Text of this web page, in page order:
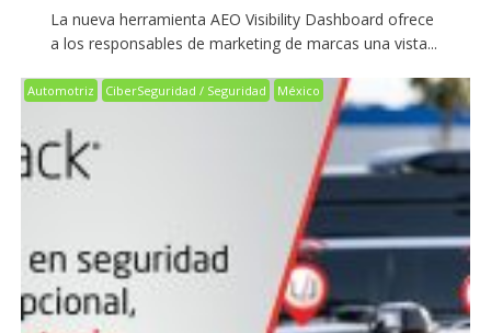
La nueva herramienta AEO Visibility Dashboard ofrece
a los responsables de marketing de marcas una vista...
Automotriz CiberSeguridad / Seguridad México